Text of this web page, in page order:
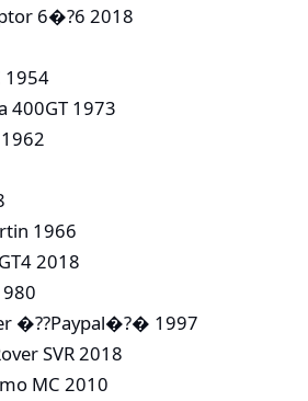
6�?6 2018
1954
400GT 1973
1966
2018
�??Paypal�?� 1997
SVR 2018
MC 2010